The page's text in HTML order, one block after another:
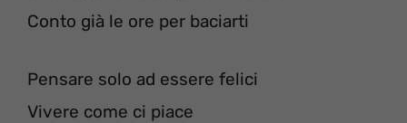
Conto già le ore per baciarti
Pensare solo ad essere felici
Vivere come ci piace